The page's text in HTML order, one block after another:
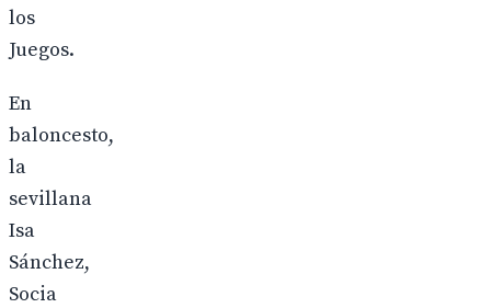
los
Juegos.
En
baloncesto,
la
sevillana
Isa
Sánchez,
Socia